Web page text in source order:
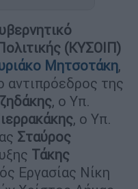
(ΚΥΣΟΙΠ)
Μητσοτάκη,
αντιπρόεδρος της
, ο Υπ.
, ο Υπ.
Σταύρος
Τάκης
Εργασίας Νίκη